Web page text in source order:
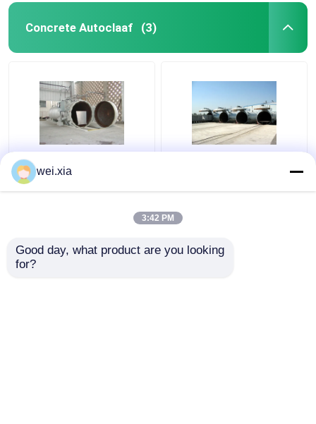
Concrete Autoclaaf (3)
Chemische Concrete
Autoclaaf met PLC
hydraulische drukdeur
Veiligheidskoppeling
wei.xia
3:42 PM
Good day, what product are you looking
for?